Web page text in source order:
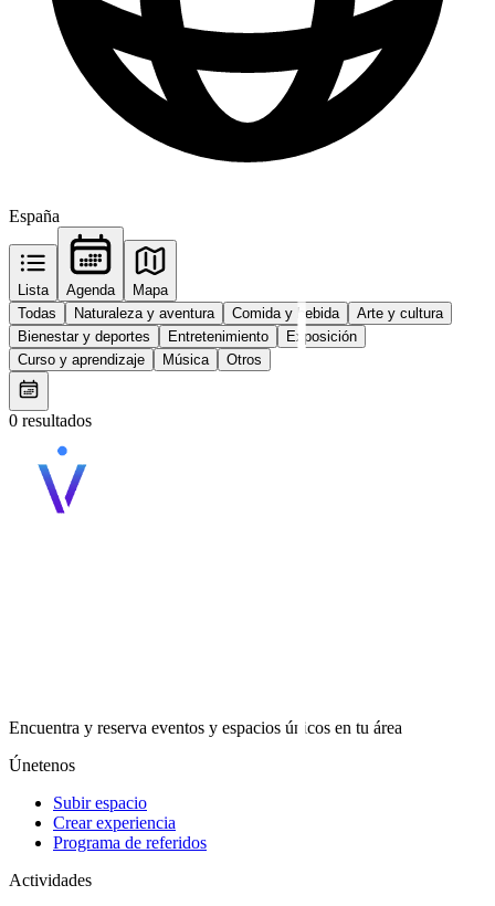
España
Lista Agenda
Mapa
Todas
Naturaleza y aventura Comida y bebida
Arte y cultura
Bienestar y deportes
Entretenimiento
Exposición
Curso y aprendizaje
Música Otros
0 resultados
Encuentra y reserva eventos y espacios únicos en tu área
Únetenos
Subir espacio
Crear experiencia
Programa de referidos
Actividades